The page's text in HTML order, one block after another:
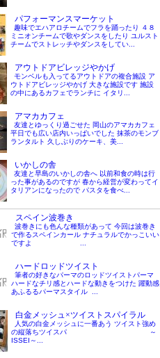
パフォーマンスマーケット
趣味でエハアロチームでフラを踊ったり ４８
ミニオンチームで歌やダンスをしたり ユルスト
チームでストレッチやダンスをしてい...
アウトドアビレッジやかげ
モンベルも入ってるアウトドアの複合施設 ア
ウトドアビレッジやかげ 大きな施設です 施設
の中にあるカフェでランチに イタリ...
アマカカフェ
友達とゆっくり過ごせた 岡山のアマカカフェ
平日でも広い店内いっぱいでした 抹茶のモンブ
ランタルト 久しぶりのケーキ、美...
いかしの舎
友達と早島のいかしの舎へ 以前和食の時は行
った事があるのですが 春から経営が変わってイ
タリアンになったので パスタを食べ...
スペイン波巻き
波巻きにも色んな種類があって 今回は波巻き
で作るスペインカール ナチュラルでかっこいい
ですよ ...
ハードロッドツイスト
筆者の好きなパーマのロッドツイストパーマ
ハードなチリ感とハードな動きをつけた 躍動感
あふるるパーマスタイル ...
白金メッシュ×ツイストスパイラル
人気の白金メッシュに一番あう ツイスト強め
の縦落ちツイスパ ～
ISSEI～...